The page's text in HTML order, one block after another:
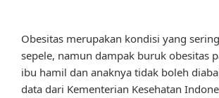
Obesitas merupakan kondisi yang
sepele, namun dampak buruk obesitas
ibu hamil dan anaknya tidak boleh
data dari Kementerian Kesehatan